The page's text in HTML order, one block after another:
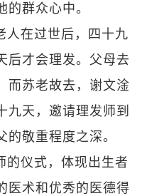
的群众心中。
人在过世后，四十九
后才会理发。父母去
而苏老故去，谢文淦
九天，邀请理发师到
敬重程度之深。
的仪式，体现出生者
医术和优秀的医德得